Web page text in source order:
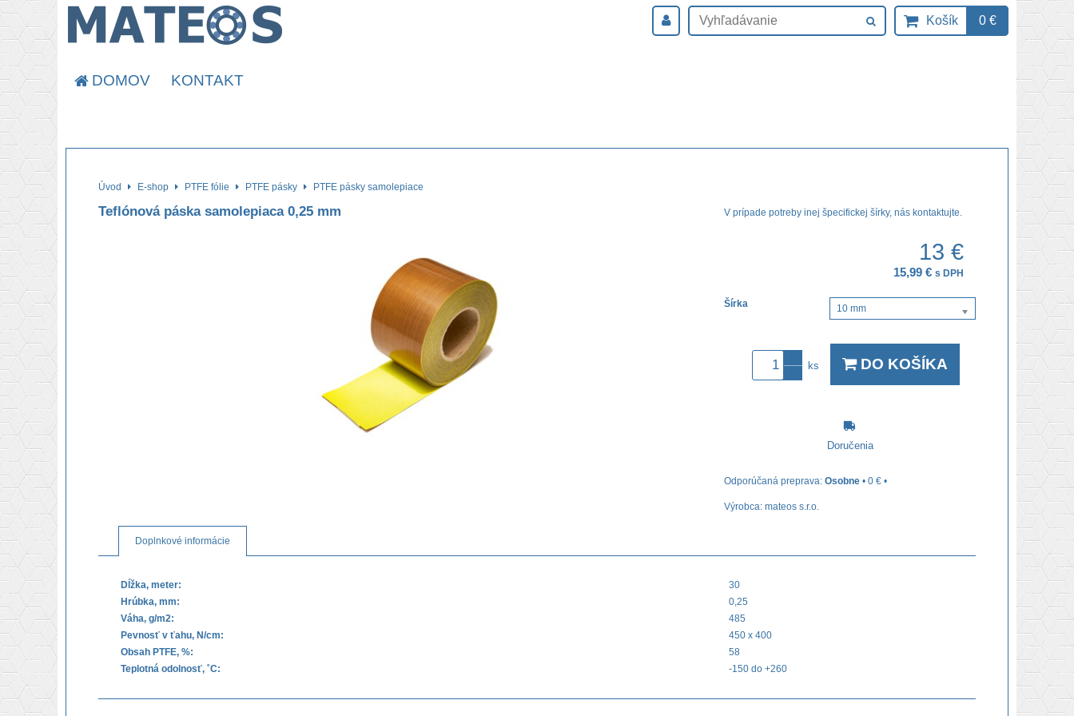
Košík 0 €
DOMOV KONTAKT
Úvod E-shop PTFE fólie PTFE pásky PTFE pásky samolepiace
Teflónová páska samolepiaca 0,25 mm V prípade potreby inej špecifickej šírky, nás kontaktujte.
13 €
15,99 € s DPH
Šírka 10 mm
ks DO KOŠÍKA
Doručenia
Osobne • 0 € •
Výrobca: mateos s.r.o.
Doplnkové informácie
Dĺžka, meter:
30
Hrúbka, mm:
0,25
Váha, g/m2:
485
Pevnosť v ťahu, N/cm:
450 x 400
Obsah PTFE, %:
58
Teplotná odolnosť, ˚C:
-150 do +260